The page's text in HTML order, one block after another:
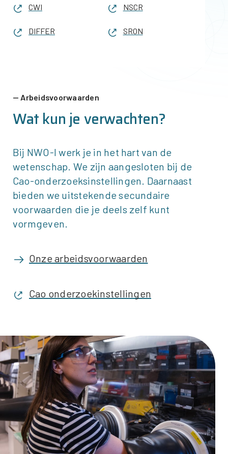
CWI
DIFFER
NSCR
SRON
Afbeelding
Wat kun je verwachten?
Arbeidsvoorwaarden
Bij NWO-I werk je in het hart van de
wetenschap. We zijn aangesloten bij de
Cao-onderzoeksinstellingen. Daarnaast
bieden we uitstekende secundaire
voorwaarden die je deels zelf kunt
vormgeven.
Onze arbeidsvoorwaarden
Cao onderzoekinstellingen